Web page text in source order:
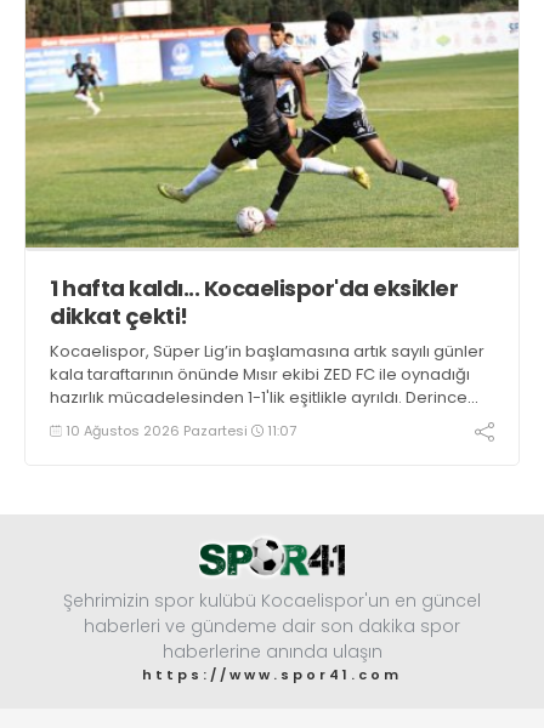
1 hafta kaldı... Kocaelispor'da eksikler
dikkat çekti!
Kocaelispor, Süper Lig’in başlamasına artık sayılı günler
kala taraftarının önünde Mısır ekibi ZED FC ile oynadığı
hazırlık mücadelesinden 1-1'lik eşitlikle ayrıldı. Derince
halkı, yeşil siyahlı takımı en iyi şekilde konuk etti.
10 Ağustos 2026 Pazartesi 11:07
Şehrimizin spor kulübü Kocaelispor'un en güncel
haberleri ve gündeme dair son dakika spor
haberlerine anında ulaşın
https://www.spor41.com